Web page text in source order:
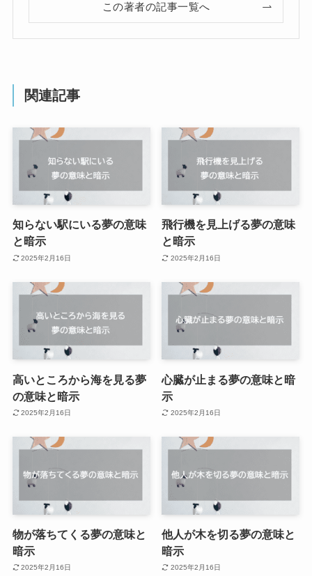
この著者の記事一覧へ
関連記事
知らない駅にいる夢の意味
と暗示
2025年2月16日
飛行機を見上げる夢の意味
と暗示
2025年2月16日
高いところから海を見る夢
の意味と暗示
2025年2月16日
心臓が止まる夢の意味と暗
示
2025年2月16日
物が落ちてくる夢の意味と
暗示
2025年2月16日
他人が木を切る夢の意味と
暗示
2025年2月16日